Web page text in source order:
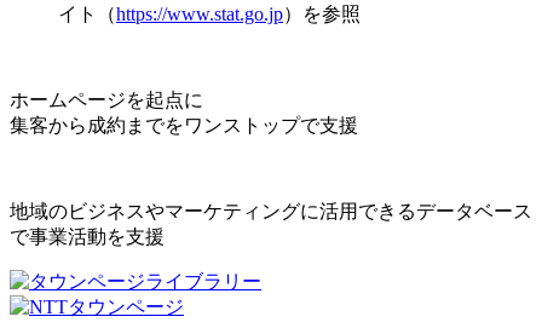
イト（https://www.stat.go.jp）を参照
ホームページを起点に
集客から成約までをワンストップで支援
地域のビジネスやマーケティングに活用できるデータベース
で事業活動を支援